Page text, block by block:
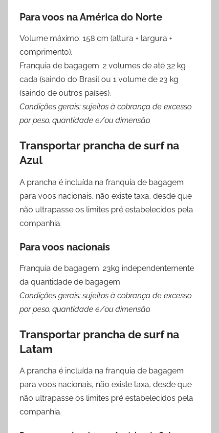
Para voos na América do Norte
Volume máximo: 158 cm (altura + largura +
comprimento).
Franquia de bagagem: 2 volumes de até 32 kg
cada (saindo do Brasil ou 1 volume de 23 kg
(saindo de outros países).
Condições gerais: sujeitos à cobrança de excesso
por peso, quantidade e/ou dimensão.
Transportar prancha de surf na
Azul
A prancha é incluída na franquia de bagagem
para voos nacionais, não existe taxa, desde que
não ultrapasse os limites pré estabelecidos pela
companhia.
Para voos nacionais
Franquia de bagagem: 23kg independentemente
da quantidade de bagagem.
Condições gerais: sujeitos à cobrança de excesso
por peso, quantidade e/ou dimensão.
Transportar prancha de surf na
Latam
A prancha é incluída na franquia de bagagem
para voos nacionais, não existe taxa, desde que
não ultrapasse os limites pré estabelecidos pela
companhia.